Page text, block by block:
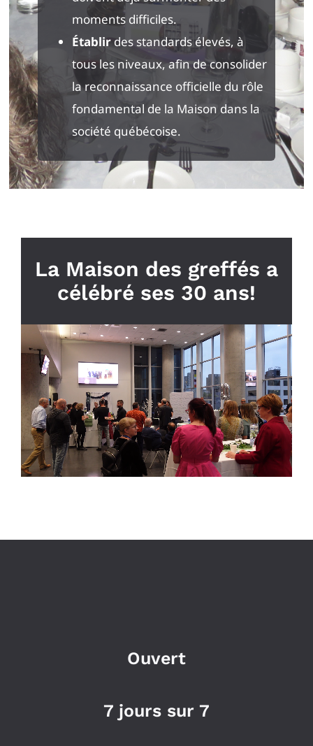
moments difficiles.
Établir des standards élevés, à
tous les niveaux, afin de consolider
la reconnaissance officielle du rôle
fondamental de la Maison dans la
société québécoise.
La Maison des greffés a
célébré ses 30 ans!
Ouvert
7 jours sur 7